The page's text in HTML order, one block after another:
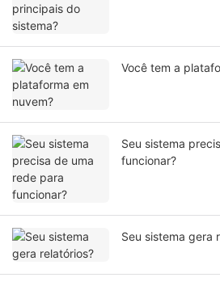
Você tem a
Seu sistema
funcionar?
Seu sistema gera